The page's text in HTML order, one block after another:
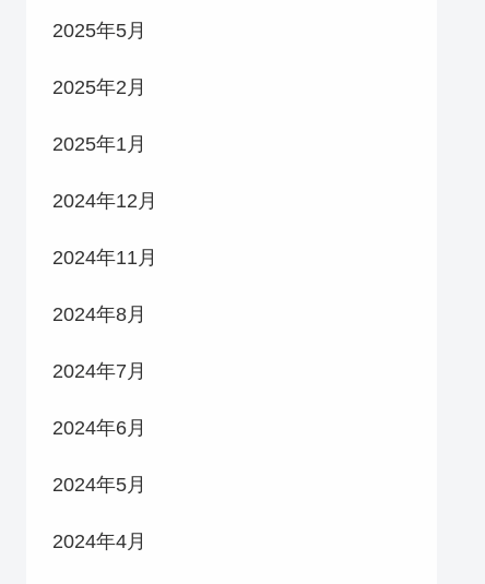
2025年5月
2025年2月
2025年1月
2024年12月
2024年11月
2024年8月
2024年7月
2024年6月
2024年5月
2024年4月